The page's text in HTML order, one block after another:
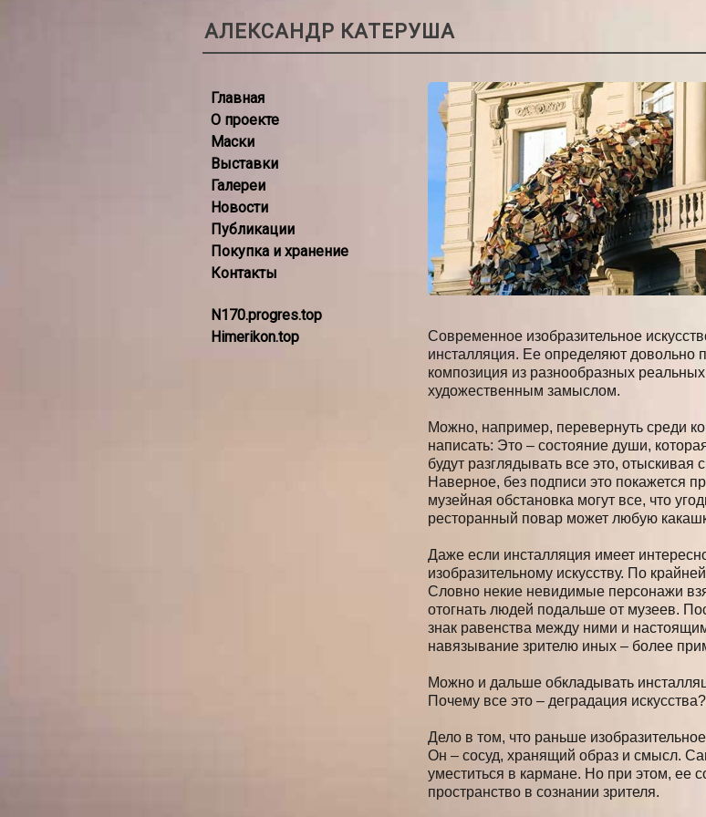
АЛЕКСАНДР КАТЕРУША
Главная
О проекте
Маски
Выставки
Галереи
Новости
Публикации
Покупка и хранение
Контакты
N170.progres.top
Himerikon.top
Современное изобразительное
инсталляция. Ее определяют довольно
композиция из разнообразных
художественным замыслом.
Можно, например, перевернуть среди
написать: Это – состояние души,
будут разглядывать все это,
Наверное, без подписи это покажется
музейная обстановка могут все, что
ресторанный повар может любую
Даже если инсталляция имеет
изобразительному искусству. По
Словно некие невидимые персонажи
отогнать людей подальше от музеев.
знак равенства между ними и
навязывание зрителю иных – более
Можно и дальше обкладывать
Почему все это – деградация искусства?
Дело в том, что раньше
Он – сосуд, хранящий образ и смысл.
уместиться в кармане. Но при этом, ее
пространство в сознании зрителя.